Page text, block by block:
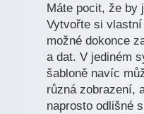
Máte pocit, že by
Vytvořte si
možné dokonce
a dat. V jediném
šabloně navíc
různá zobrazení,
naprosto odlišné